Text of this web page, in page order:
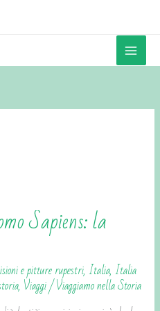
Sapiens: la
e pitture rupestri, Italia, Italia
, Viaggi/Viaggiamo nella Storia